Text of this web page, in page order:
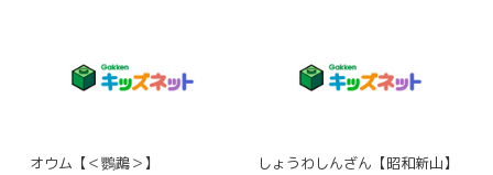
オウム【＜鸚鵡＞】 しょうわしんざん【昭和新山】